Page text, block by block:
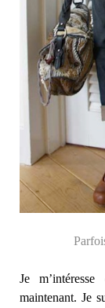
Je
maintenant. Je